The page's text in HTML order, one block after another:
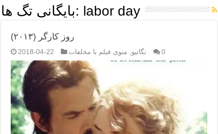
بایگانی تگ ها: labor day
روز کارگر (۲۰۱۳)
2018-04-22 نگاتیو منوی فیلم با مخلفات 0